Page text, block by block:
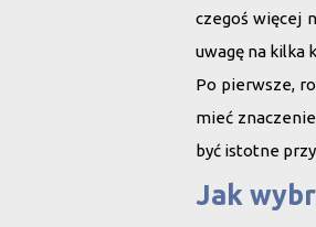
czegoś więcej
uwagę na kilka
Po pierwsze,
mieć
być istotne
Jak